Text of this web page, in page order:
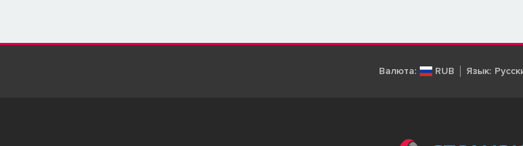
Валюта: RUB Язык: